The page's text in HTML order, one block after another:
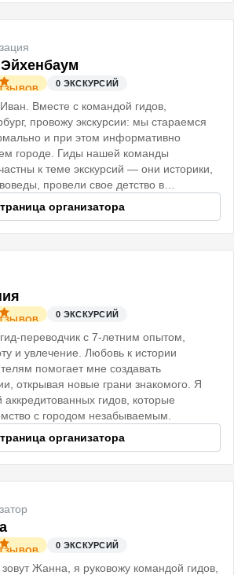
0 ЭКСКУРСИЙ
Вместе с командой гидов,
провожу экскурсии: мы стараемся
и при этом информативно
городе. Гиды нашей команды
к теме экскурсий — они историки,
провели свое детство в
домахорганизатора
0 ЭКСКУРСИЙ
переводчик с 7-летним опытом,
и увлечение. Любовь к истории
помогает мне создавать
открывая новые грани знакомого. Я
гидов, которые
с городом незабываемым.
организатора
0 ЭКСКУРСИЙ
Жанна, я руковожу командой гидов,